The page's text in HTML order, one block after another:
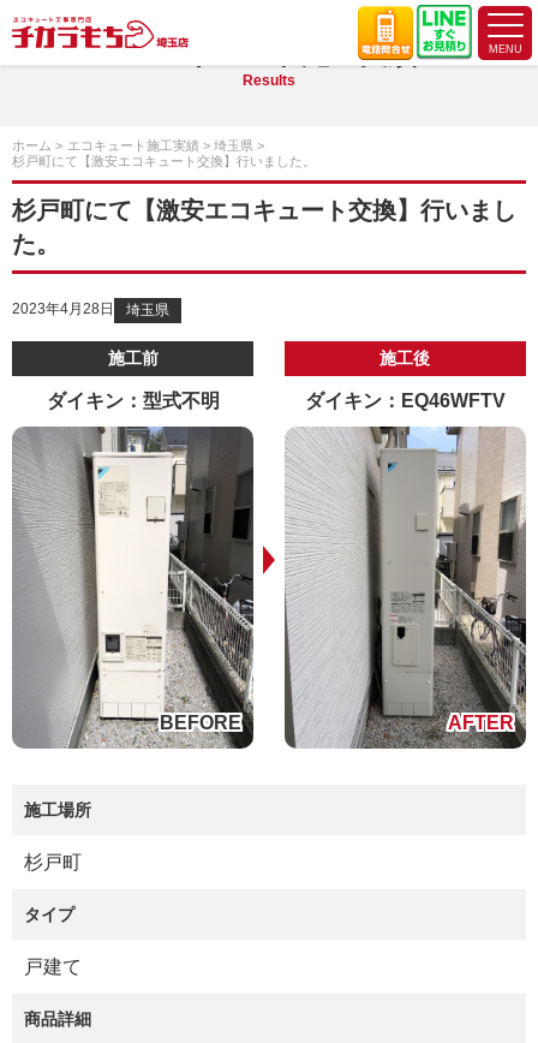
エコキュート施工実績
Results
ホーム エコキュート施工実績
埼玉県
杉戸町にて【激安エコキュート交換】行いました。
杉戸町にて【激安エコキュート交換】行いまし
た。
2023年4月28日 埼玉県
施工前
ダイキン：型式不明
施工後
ダイキン：EQ46WFTV
施工場所
杉戸町
タイプ
戸建て
商品詳細